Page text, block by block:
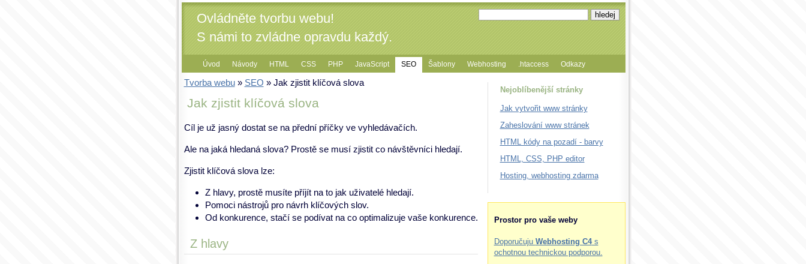
Ovládněte tvorbu webu!
S námi to zvládne opravdu každý.
Úvod Návody HTML CSS PHP JavaScript SEO Šablony Webhosting .htaccess Odkazy
Tvorba webu» SEO » Jak zjistit klíčová slova
Jak zjistit klíčová slova
Cíl je už jasný dostat se na přední příčky ve vyhledávačích.
Ale na jaká hledaná slova? Prostě se musí zjistit co návštěvníci hledají.
Zjistit klíčová slova lze:
Z hlavy, prostě musíte příjít na to jak uživatelé hledají.
Pomoci nástrojů pro návrh klíčových slov.
Od konkurence, stačí se podívat na co optimalizuje vaše konkurence.
Z hlavy
Nejoblíbenější stránky
Jak vytvořit www stránky
Zaheslování www stránek
HTML kódy na pozadí - barvy
HTML, CSS, PHP editor
Hosting, webhosting zdarma
Prostor pro vaše weby
Doporučuju Webhosting C4s
ochotnou technickou podporou.